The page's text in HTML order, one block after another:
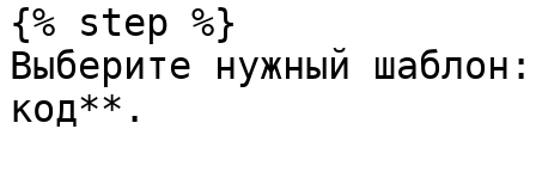
{% step %}
Выберите нужный
код**.